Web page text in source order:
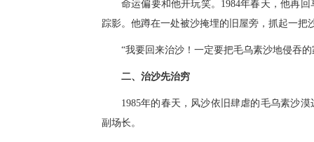
命运偏要和他开玩笑。1984年春天，他再
踪影。他蹲在一处被沙掩埋的旧屋旁，抓起一把
“我要回来治沙！一定要把毛乌素沙地侵吞
二、治沙先治穷
1985年的春天，风沙依旧肆虐的毛乌素沙
副场长。